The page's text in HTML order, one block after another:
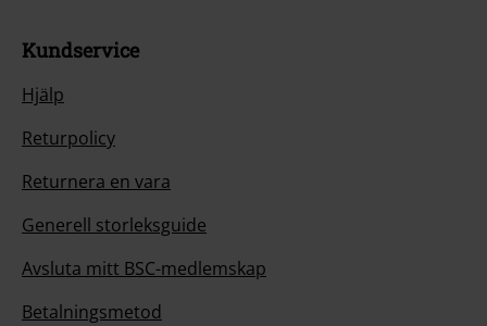
Kundservice
Hjälp
Returpolicy
Returnera en vara
Generell storleksguide
Avsluta mitt BSC-medlemskap
Betalningsmetod